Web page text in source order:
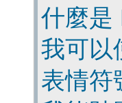
什麼是
我可以
表情符